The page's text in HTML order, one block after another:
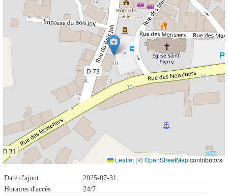
Date d'ajout
2025-07-31
Horaires d'accès
24/7
Leaflet | ©OpenStreetMapcontributors